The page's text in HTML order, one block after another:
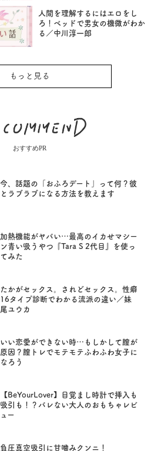
人間を理解するにはエロをし
ろ！ベッドで男女の機微がわか
る／中川淳一郎
もっと見る
おすすめPR
今、話題の「おふろデート」って何？彼
とラブラブになる方法を教えます
加熱機能がヤバい…最高のイカせマシー
ン青い吸うやつ『Tara S 2代目』を使っ
てみた
たかがセックス。されどセックス。性癖
16タイプ診断でわかる流派の違い／妹
尾ユウカ
いい恋愛ができない時…もしかして膣が
原因？膣トレでモテモテふわふわ女子に
なろう
【BeYourLover】目覚まし時計で挿入も
吸引も！？バレない大人のおもちゃレビ
ュー
負圧真空吸引に甘噛みクンニ！